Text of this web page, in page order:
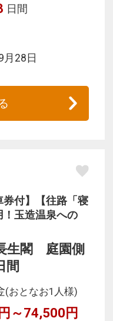
日間
月28日
券付】【往路「寝
！玉造温泉への
生閣 庭園側
間
(おとなお1人様)
～74,500円